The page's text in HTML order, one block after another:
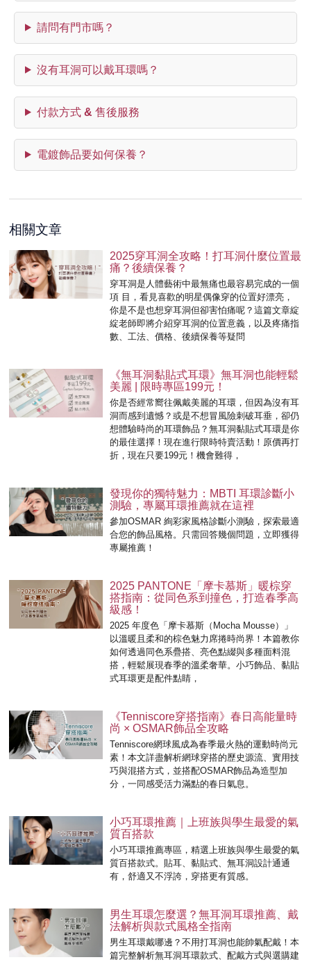
請問有門市嗎？
沒有耳洞可以戴耳環嗎？
付款方式 & 售後服務
電鍍飾品要如何保養？
相關文章
2025穿耳洞全攻略！打耳洞什麼位置最
痛？後續保養？
穿耳洞是⼈體藝術中最無痛也最容易完成的⼀個
項 ⽬，看⾒喜歡的明星偶像穿的位置好漂亮，
你是不是也想穿耳洞但卻害怕痛呢？這篇⽂章綻
綻老師即將介紹穿耳洞的位置意義，以及疼痛指
數、⼯法、價格、後續保養等疑問
《無耳洞黏貼式耳環》無耳洞也能輕鬆
美麗 | 限時專區199元！
你是否經常嚮往佩戴美麗的耳環，但因為沒有耳
洞而感到遺憾？或是不想冒風險刺破耳垂，卻仍
想體驗時尚的耳環飾品？無耳洞黏貼式耳環是你
的最佳選擇！現在進行限時特賣活動！原價再打
折，現在只要199元！機會難得，
發現你的獨特魅力：MBTI 耳環診斷小
測驗，專屬耳環推薦就在這裡
參加OSMAR 絢彩家風格診斷小測驗，探索最適
合您的飾品風格。只需回答幾個問題，立即獲得
專屬推薦！
2025 PANTONE「摩卡慕斯」暖棕穿
搭指南：從同色系到撞色，打造春季高
級感！
2025 年度色「摩卡慕斯（Mocha Mousse）」
以溫暖且柔和的棕色魅力席捲時尚界！本篇教你
如何透過同色系疊搭、亮色點綴與多種面料混
搭，輕鬆展現春季的溫柔奢華。小巧飾品、黏貼
式耳環更是配件點睛，
《Tenniscore穿搭指南》春日高能量時
尚 × OSMAR飾品全攻略
Tenniscore網球風成為春季最火熱的運動時尚元
素！本文詳盡解析網球穿搭的歷史源流、實用技
巧與混搭方式，並搭配OSMAR飾品為造型加
分，一同感受活力滿點的春日氣息。
小巧耳環推薦｜上班族與學生最愛的氣
質百搭款
小巧耳環推薦專區，精選上班族與學生最愛的氣
質百搭款式。貼耳、黏貼式、無耳洞設計通通
有，舒適又不浮誇，穿搭更有質感。
男生耳環怎麼選？無耳洞耳環推薦、戴
法解析與款式風格全指南
男生耳環戴哪邊？不用打耳洞也能帥氣配戴！本
篇完整解析無耳洞耳環款式、配戴方式與選購建